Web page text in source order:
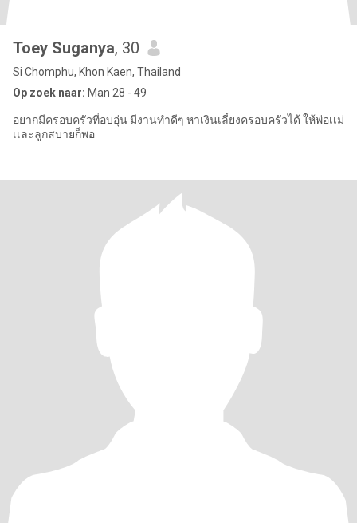
Toey Suganya, 30
Si Chomphu, Khon Kaen, Thailand
Op zoek naar: Man 28 - 49
อยากมีครอบครัวที่อบอุ่น มีงานทำดีๆ หาเงินเลี้ยงครอบครัวได้ ให้พ่อเเม่
เเละลูกสบายก็พอ